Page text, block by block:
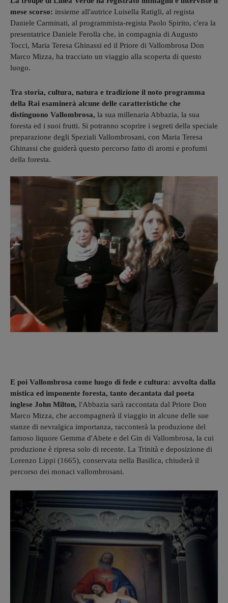
mese scorso: insieme all'autrice Luisella Ratigli, al regista
Daniele Carminati, al programmista-regista Paolo Spirito, c'era la
presentatrice Daniele Ferolla che, in compagnia di Augusto
Tocci, Maria Teresa Ghinassi ed il Priore di Vallombrosa Don
Marco Mizza, ha tracciato un viaggio alla scoperta di questo
luogo.
Tra storia, cultura, natura e tradizione il noto programma
della Rai esaminerà alcune delle caratteristiche che
distinguono Vallombrosa, la sua millenaria Abbazia, la sua
foresta ed i suoi frutti. Si potranno scoprire i segreti della speciale
preparazione degli Speziali Vallombrosani, con Maria Teresa
Ghinassi che guiderà questo percorso fatto di aromi e profumi
della foresta.
E poi Vallombrosa come luogo di fede e cultura: avvolta dalla
mistica ed imponente foresta, tanto decantata dal poeta
inglese John Milton, l'Abbazia sarà raccontata dal Priore Don
Marco Mizza, che accompagnerà il viaggio in alcune delle sue
stanze di nevralgica importanza, racconterà la produzione del
famoso liquore Gemma d'Abete e del Gin di Vallombrosa, la cui
produzione è ripresa solo di recente. La Trinità e deposizione di
Lorenzo Lippi (1665), conservata nella Basilica, chiuderà il
percorso dei monaci vallombrosani.